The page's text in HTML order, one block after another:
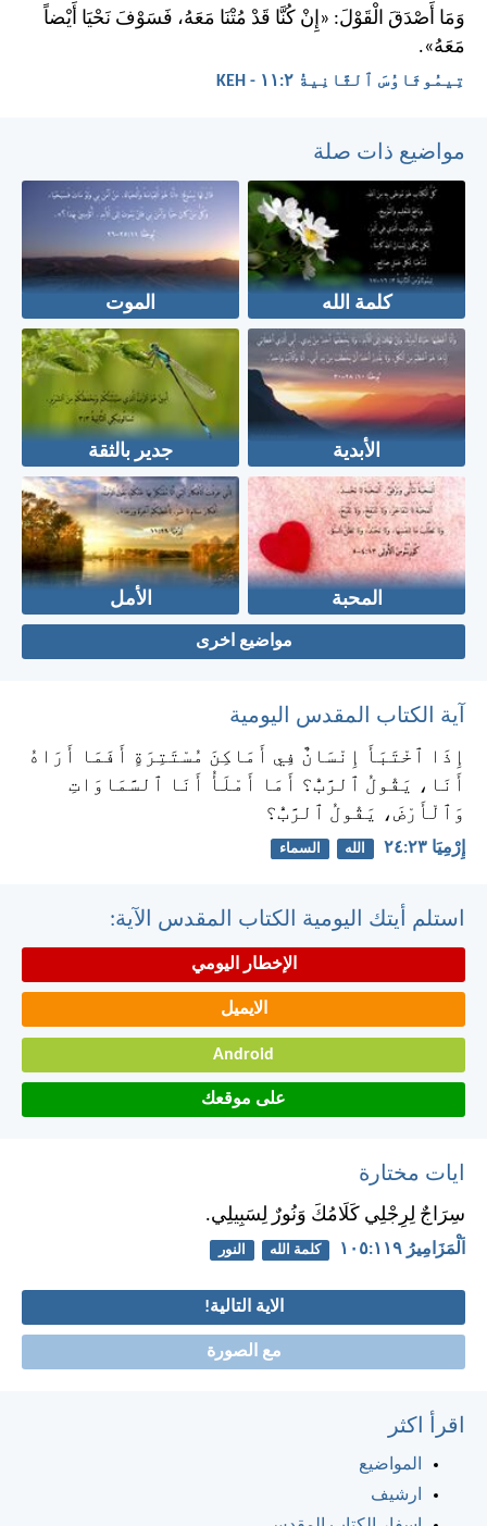
وَمَا أَصْدَقَ الْقَوْلَ: «إِنْ كُنَّا قَدْ مُتْنَا مَعَهُ، فَسَوْفَ نَحْيَا أَيْضاً
مَعَهُ».
تِيمُوثَاوُسَ ٱلثَّانِيةُ ٢:‏١١ - KEH
مواضيع ذات صلة
كلمة الله الموت
الأبدية جدير بالثقة
المحبة الأمل
مواضيع اخرى
آية الكتاب المقدس اليومية
إِذَا ٱخْتَبَأَ إِنْسَانٌ فِي أَمَاكِنَ مُسْتَتِرَةٍ أَفَمَا أَرَاهُ
أَنَا، يَقُولُ ٱلرَّبُّ؟ أَمَا أَمْلَأُ أَنَا ٱلسَّمَاوَاتِ
وَٱلْأَرْضَ، يَقُولُ ٱلرَّبُّ؟
إِرْمِيَا ٢٣:‏٢٤ الله السماء
استلم أيتك اليومية الكتاب المقدس الآية:
الإخطار اليومي
الايميل
Android
على موقعك
ايات مختارة
سِرَاجٌ لِرِجْلِي كَلَامُكَ وَنُورٌ لِسَبِيلِي.
اَلْمَزَامِيرُ ١١٩:‏١٠٥ كلمة الله النور
الاية التالية!
مع الصورة
اقرأ اكثر
المواضيع
ارشيف